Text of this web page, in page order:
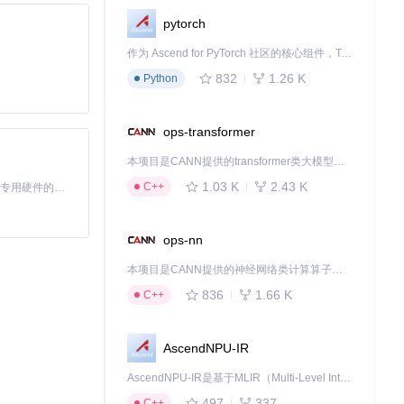
基于Python的Xiaozhi AI，适用于想要完整Xiaozhi体验而无需拥有专用硬件的用户。
pytorch
作为 Ascend for PyTorch 社区的核心组件，TorchNPU 是昇腾专为 PyTorch 打造的深度学习适配插件，使 PyTorch 框架能够直接调用昇腾 NPU，为开发者提供昇腾 AI 处理器的超强算力。
Python
832 1.26 K
ops-transformer
本项目是CANN提供的transformer类大模型算子库，实现网络在NPU上加速计算。
C++
1.03 K 2.43 K
ops-nn
本项目是CANN提供的神经网络类计算算子库，实现网络在NPU上加速计算。
C++
836 1.66 K
AscendNPU-IR
AscendNPU-IR是基于MLIR（Multi-Level Intermediate Representation）构建的，面向昇腾亲和算子编译时使用的中间表示，提供昇腾完备表达能力，通过编译优化提升昇腾AI处理器计算效率，支持通过生态框架使能昇腾AI处理器与深度调优